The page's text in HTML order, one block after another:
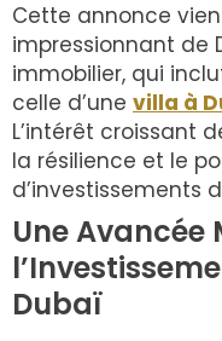
Cette annonce
impressionnant de
immobilier, qui
celle d’une villa à
L’intérêt croissant
la résilience et le
d’investissements
Une Avancée
Dubaï